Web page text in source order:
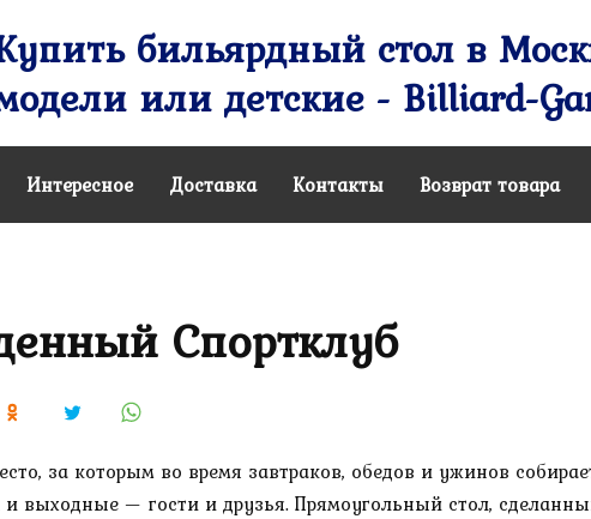
бильярдный стол в
или детские - Billiard-
Интересное Доставка Контакты Возврат товара
Спортклуб
за которым во время завтраков, обедов и ужинов
и выходные — гости и друзья. Прямоугольный стол,